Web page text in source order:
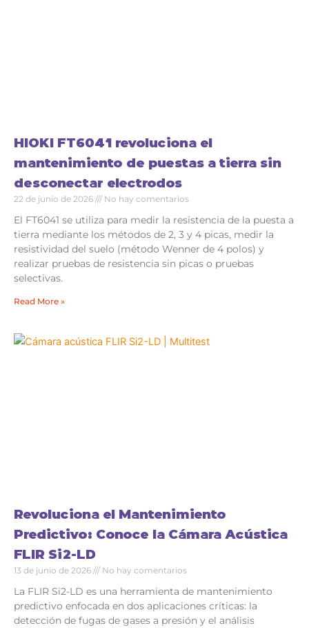
HIOKI FT6041 revoluciona el
mantenimiento de puestas a tierra sin
desconectar electrodos
22 de junio de 2026 No hay comentarios
El FT6041 se utiliza para medir la resistencia de la puesta a
tierra mediante los métodos de 2, 3 y 4 picas, medir la
resistividad del suelo (método Wenner de 4 polos) y
realizar pruebas de resistencia sin picas o pruebas
selectivas.
Read More »
Revoluciona el Mantenimiento
Predictivo: Conoce la Cámara Acústica
FLIR Si2-LD
13 de junio de 2026 No hay comentarios
La FLIR Si2-LD es una herramienta de mantenimiento
predictivo enfocada en dos aplicaciones críticas: la
detección de fugas de gases a presión y el análisis